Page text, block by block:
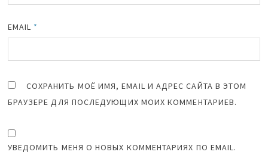
EMAIL *
СОХРАНИТЬ МОЁ ИМЯ, EMAIL И АДРЕС САЙТА В ЭТОМ
БРАУЗЕРЕ ДЛЯ ПОСЛЕДУЮЩИХ МОИХ КОММЕНТАРИЕВ.
УВЕДОМИТЬ МЕНЯ О НОВЫХ КОММЕНТАРИЯХ ПО EMAIL.